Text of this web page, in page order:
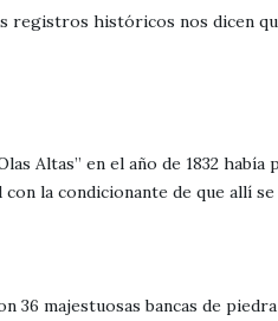
registros históricos nos dicen
Altas” en el año de 1832
la condicionante de que allí
36 majestuosas bancas de